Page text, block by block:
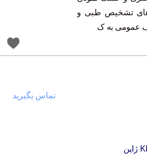
عمومی به ک
تماس بگیرید